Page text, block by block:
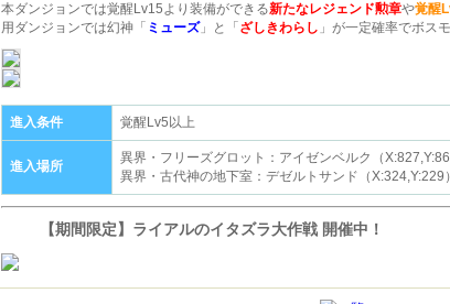
本ダンジョンでは覚醒Lv15より装備ができる新たなレジェンド勲章や覚醒
用ダンジョンでは幻神「 ミューズ」と「 ざしきわらし 」が一定確率でボス
進入条件 覚醒Lv5以上
進入場所
異界・フリーズグロット：アイゼンベルク（
異界・古代神の地下室：デゼルトサンド（X:324,Y:229）
【期間限定】ライアルのイタズラ大作戦 開催中！